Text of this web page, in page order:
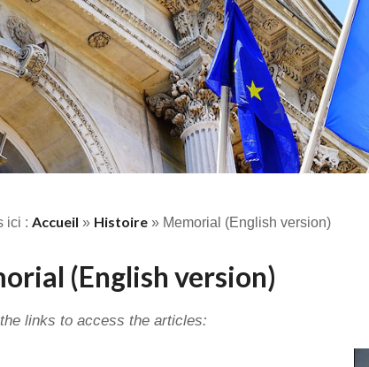
ici :Accueil » Histoire » Memorial (English version)
(English version)
links to access the articles: